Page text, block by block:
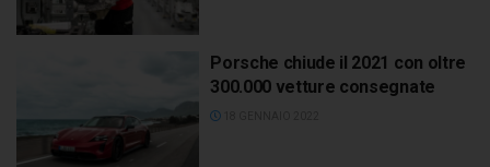
Porsche chiude il 2021 con oltre
300.000 vetture consegnate